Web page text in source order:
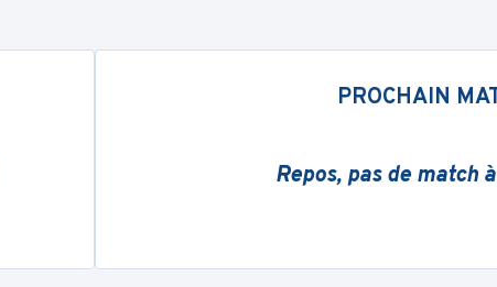
PROCHAIN
Repos, pas de match